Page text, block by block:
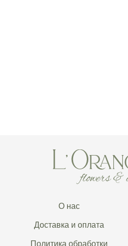
О нас
Доставка и оплата
Политика обработки